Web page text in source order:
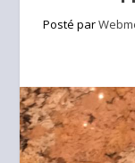
Posté par